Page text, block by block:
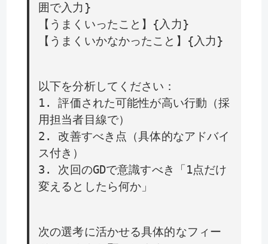
囲で入力}
【うまくいったこと】{入力}
【うまくいかなかったこと】{入力}
以下を分析してください：
1. 評価された可能性が高い行動（採
用担当者目線で）
2. 改善すべき点（具体的なアドバイ
ス付き）
3. 次回のGDで意識すべき「1点だけ
変えるとしたら何か」
次の選考に活かせる具体的なフィー